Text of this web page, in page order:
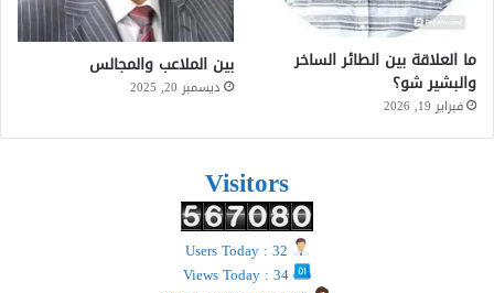
ما العلاقة بين الطائر الساخر
والبشير شو؟
فبراير 19, 2026
بين الملاعب والمجالس
ديسمبر 20, 2025
Visitors